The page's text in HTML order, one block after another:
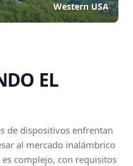
Western USA
EL
de dispositivos enfrentan
al mercado inalámbrico
complejo, con requisitos